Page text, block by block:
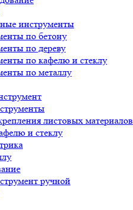
инструменты
по бетону
по дереву
по кафелю и стеклу
по металлу
листовых материалов
и стеклу
ручной